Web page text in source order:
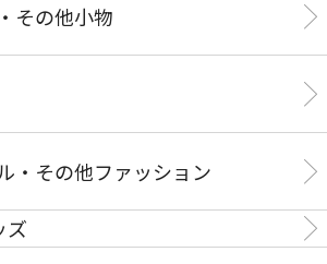
その他小物
・その他ファッション
ズ